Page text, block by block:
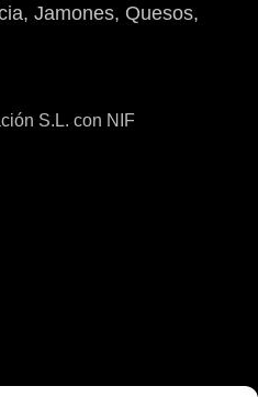
Jamones, Quesos,
S.L. con NIF